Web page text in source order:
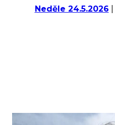
Neděle 24.5.2026